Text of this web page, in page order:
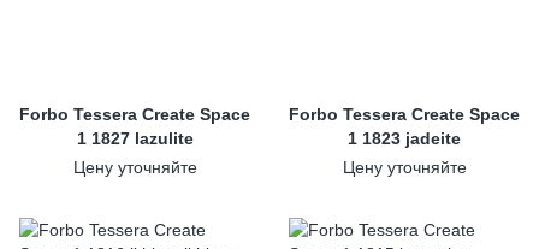
Forbo Tessera Create Space
1 1827 lazulite
Цену уточняйте
Forbo Tessera Create Space
1 1823 jadeite
Цену уточняйте